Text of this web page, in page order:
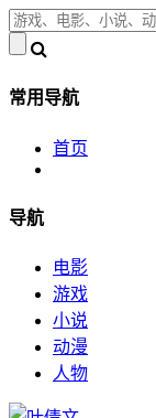
常用导航
首页
导航
电影
游戏
小说
动漫
人物